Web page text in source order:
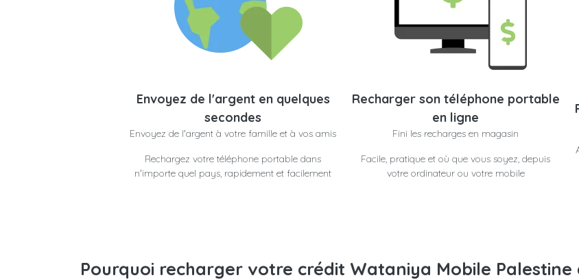
Envoyez de l'argent en quelques
secondes
Envoyez de l'argent à votre famille et à vos amis
Rechargez votre téléphone portable dans
n'importe quel pays, rapidement et facilement
Recharger son téléphone portable
en ligne
Fini les recharges en magasin
Facile, pratique et où que vous soyez, depuis
votre ordinateur ou votre mobile
Pourquoi recharger votre crédit Wataniya Mobile Palestine